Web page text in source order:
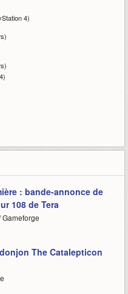
4)
: bande-annonce de
108 de Tera
The Catalepticon